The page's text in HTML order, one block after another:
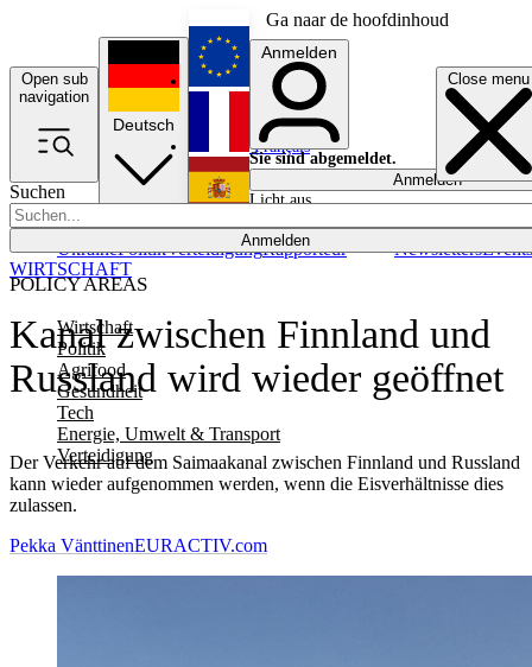
Ga naar de hoofdinhoud
Open sub
navigation
Close menu
Suchen
Anmelden
POLICY AREAS
Wirtschaft
Politik
Agrifood
Gesundheit
Tech
Energie, Umwelt & Transport
Verteidigung
UkrainePolitikVerteidigungRapporteur NewslettersEvents
Deutsch
English
Français
Anmelden
Sie sind abgemeldet.
Anmelden
Licht aus
Kanal zwischen Finnland und
Russland wird wieder geöffnet
Der Verkehr auf dem Saimaakanal zwischen Finnland und Russland
kann wieder aufgenommen werden, wenn die Eisverhältnisse dies
zulassen.
WIRTSCHAFT
Pekka VänttinenEURACTIV.com